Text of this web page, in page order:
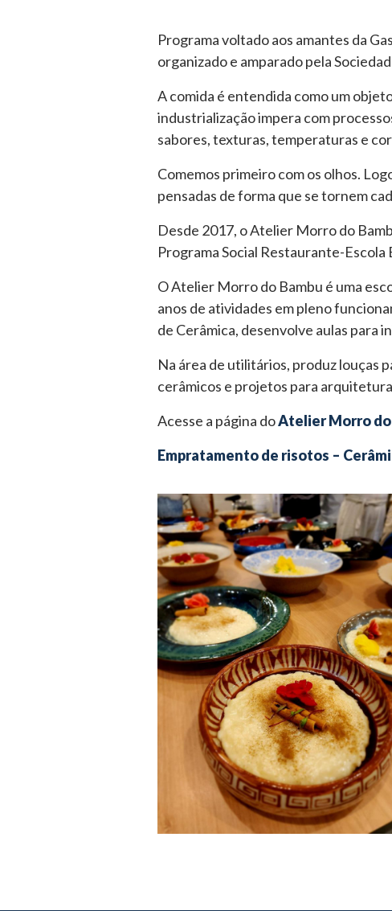
Programa voltado aos amantes da
organizado e amparado pela
A comida é entendida como um
industrialização impera com
sabores, texturas, temperaturas e
Comemos primeiro com os olhos.
pensadas de forma que se tornem
Desde 2017, o Atelier Morro do
Programa Social Restaurante-
O Atelier Morro do Bambu é uma
anos de atividades em pleno
de Cerâmica, desenvolve aulas para
Na área de utilitários, produz louças
cerâmicos e projetos para
Acesse a página doAtelier Morro do
Empratamento de risotos –